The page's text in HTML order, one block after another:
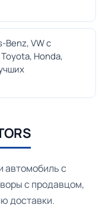
Benz, VW с
Honda,
автомобиль с
с продавцом,
доставки.